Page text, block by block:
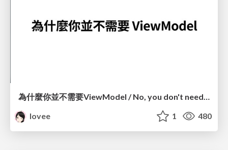
為什麼你並不需要ViewModel / No, you don't need a ViewModel
lovee
1 480